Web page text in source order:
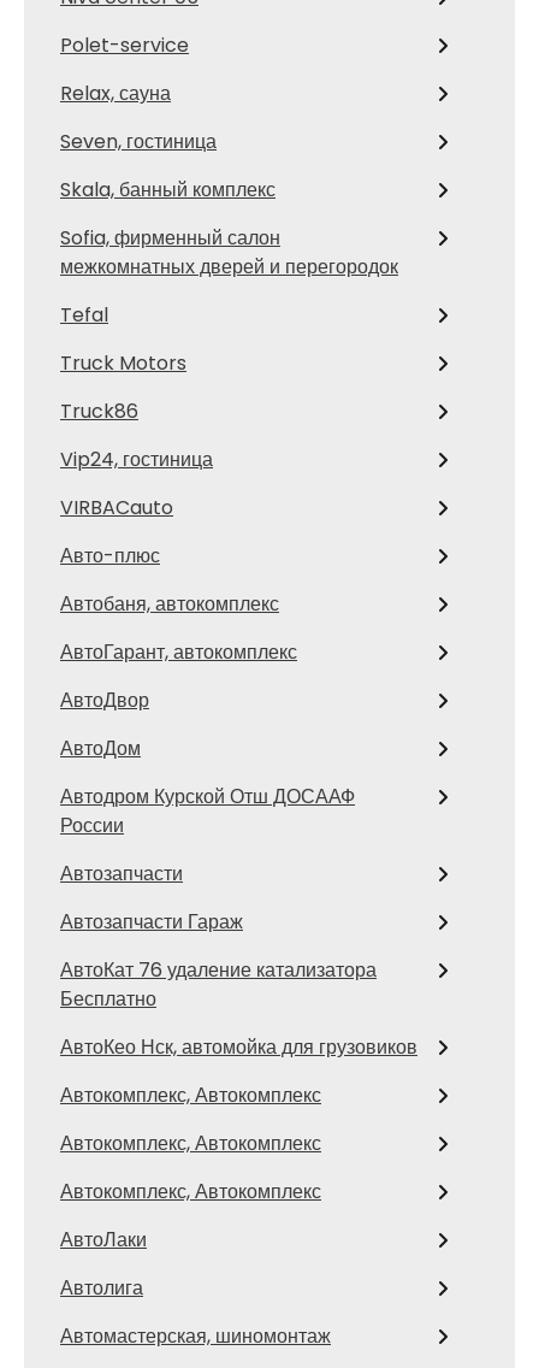
Polet-service
Relax, сауна
Seven, гостиница
Skala, банный комплекс
Sofia, фирменный салон
межкомнатных дверей и перегородок
Tefal
Truck Motors
Truck86
Vip24, гостиница
VIRBACauto
Авто-плюс
Автобаня, автокомплекс
АвтоГарант, автокомплекс
АвтоДвор
АвтоДом
Автодром Курской Отш ДОСААФ
России
Автозапчасти
Автозапчасти Гараж
АвтоКат 76 удаление катализатора
Бесплатно
АвтоКео Нск, автомойка для грузовиков
Автокомплекс, Автокомплекс
Автокомплекс, Автокомплекс
Автокомплекс, Автокомплекс
АвтоЛаки
Автолига
Автомастерская, шиномонтаж